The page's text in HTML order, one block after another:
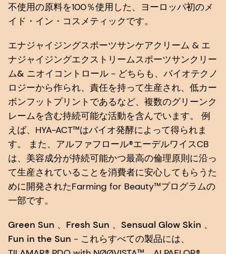
不使用の原料を100％使用した、ヨーロッパ初のメ
イド・イン・コスメティックです。
エナジャイジングスポーツサンケアクリーム & エ
ナジャイジングエクストリームスポーツサンクリー
ム& ニオイコントロール - どちらも、バイオテクノ
ロジーから作られ、責任を持って生産され、低カー
ボンフットプリントであるなど、複数のグリーンク
レームを含む持続可能な活動を含んでいます。 例
えば、HYA-ACT™はバイオ発酵によって得られま
す。 また、アルファフロール®エーデルワイスCB
は、美容成分が持続可能かつ最高の倫理原則に沿っ
て生産されていることを消費者に安心してもらうた
めに開発されたFarming for Beauty™プログラムの
一部です。
Green Sun 、 Fresh Sun 、 Sensual Glow Skin 、
Fun in the Sun - これらすべての製品には、